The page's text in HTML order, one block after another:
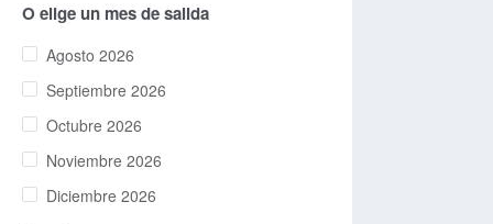
O elige un mes de salida
Agosto 2026
Septiembre 2026
Octubre 2026
Noviembre 2026
Diciembre 2026